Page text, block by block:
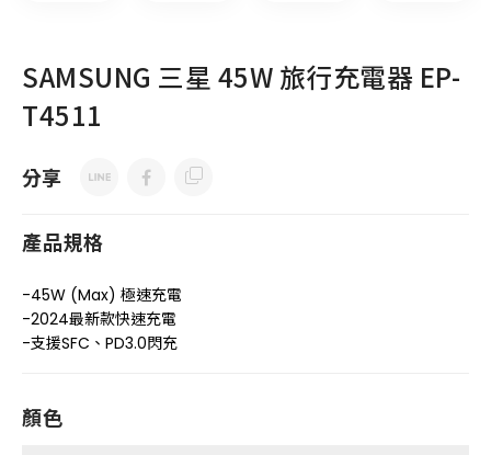
SAMSUNG 三星 45W 旅行充電器 EP-
T4511
分享
產品規格
-45W (Max) 極速充電
-2024最新款快速充電
-支援SFC、PD3.0閃充
顏色